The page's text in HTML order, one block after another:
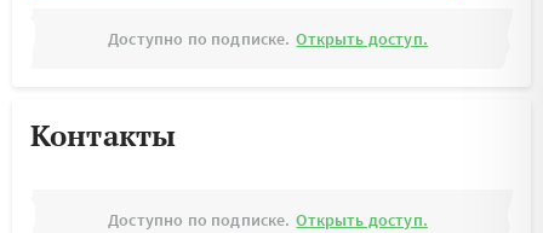
Доступно по подписке. Открыть доступ.
Контакты
Доступно по подписке. Открыть доступ.